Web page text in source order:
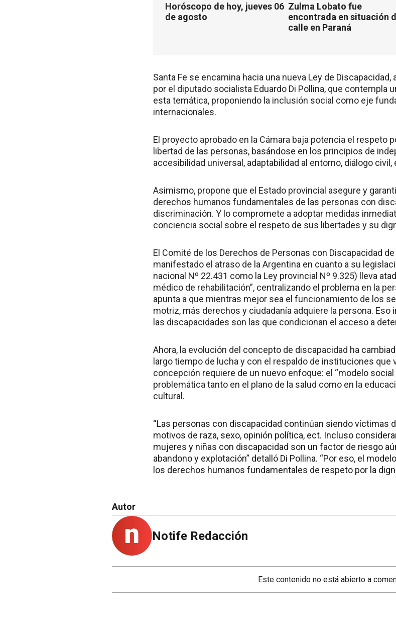
Horóscopo de hoy, jueves 06
de agosto
Zulma Lobato fue
encontrada en situación
calle en Paraná
Santa Fe se encamina hacia una nueva Ley de
por el diputado socialista Eduardo Di Pollina, que contempla
esta temática, proponiendo la inclusión social como eje
internacionales.
El proyecto aprobado en la Cámara baja potencia el respeto
libertad de las personas, basándose en los principios de
accesibilidad universal, adaptabilidad al entorno, diálogo civil,
Asimismo, propone que el Estado provincial asegure y
derechos humanos fundamentales de las personas con
discriminación. Y lo compromete a adoptar medidas
conciencia social sobre el respeto de sus libertades y su
El Comité de los Derechos de Personas con Discapacidad
manifestado el atraso de la Argentina en cuanto a su
nacional Nº 22.431 como la Ley provincial Nº 9.325) lleva
médico de rehabilitación”, centralizando el problema en la
apunta a que mientras mejor sea el funcionamiento de los
motriz, más derechos y ciudadanía adquiere la persona. Eso
las discapacidades son las que condicionan el acceso a
Ahora, la evolución del concepto de discapacidad ha
largo tiempo de lucha y con el respaldo de instituciones que
concepción requiere de un nuevo enfoque: el “modelo
problemática tanto en el plano de la salud como en la
cultural.
“Las personas con discapacidad continúan siendo víctimas
motivos de raza, sexo, opinión política, ect. Incluso
mujeres y niñas con discapacidad son un factor de riesgo
abandono y explotación” detalló Di Pollina. “Por eso, el
los derechos humanos fundamentales de respeto por la
Autor
Notife Redacción